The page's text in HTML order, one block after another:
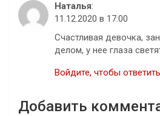
Наталья:
11.12.2020 в 17:00
Счастливая девочка,
делом, у нее глаза
Войдите, чтобы ответить
Добавить